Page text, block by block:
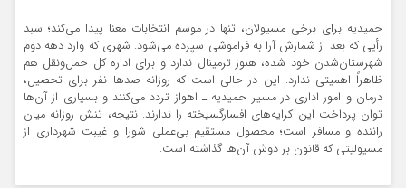
حمیدیه برای برخی مسیولان، تنها در موسم انتخابات معنا پیدا می‌کند؛ سبد
رأیی که بعد از شمارش آرا به فراموشی سپرده می‌شود. شهری که وارد دهه دوم
شهرستان‌شدن خود شده، هنوز ترمینال ندارد و برای اداره کل حمل‌ونقل هم
ظاهراً اهمیتی ندارد. این در حالی است که روزانه صدها نفر برای تحصیل،
درمان و امور اداری در مسیر حمیدیه ـ اهواز تردد می‌کنند و بسیاری از آن‌ها
توان پرداخت این کرایه‌های افسارگسیخته را ندارند. نتیجه، تنش روزانه میان
راننده و مسافر است؛ محصول مستقیم بی‌عملی شورا و غیبت شهرداری از
مسیولیتی که قانون بر دوش آن‌ها گذاشته است.